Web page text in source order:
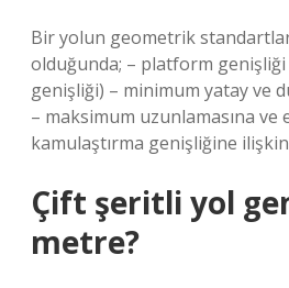
Bir yolun geometrik
olduğunda; – platform
genişliği) – minimum yatay ve
– maksimum uzunlamasına ve
kamulaştırma genişliğine
Çift şeritli yol
metre?